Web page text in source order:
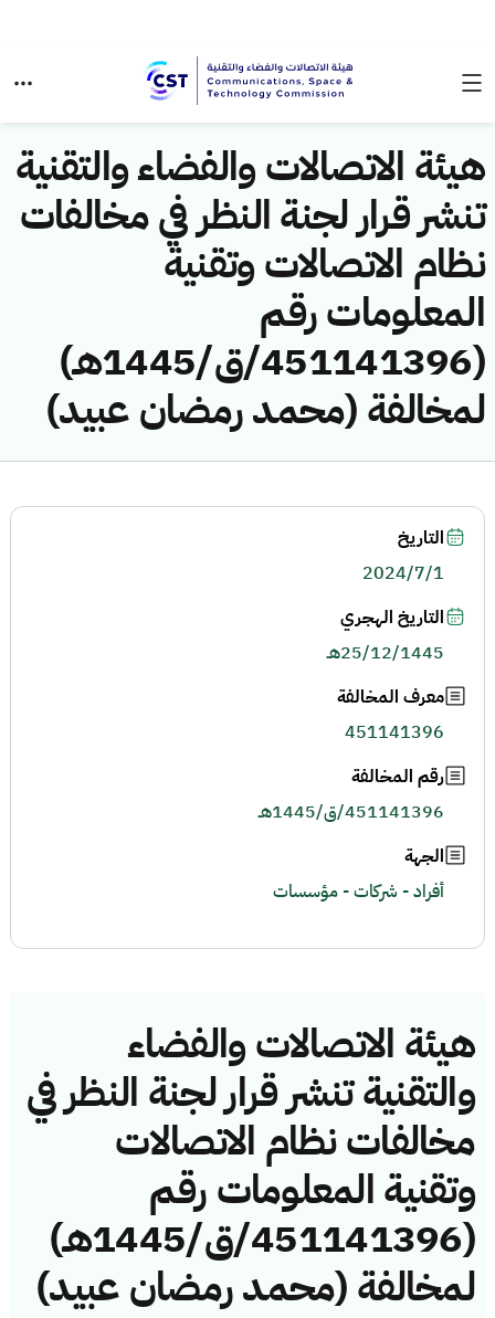
هيئة الاتصالات والفضاء والتقنية
تنشر قرار لجنة النظر في مخالفات
نظام الاتصالات وتقنية
المعلومات رقم
(451141396/ق/1445هـ)
لمخالفة (محمد رمضان عبيد)
هيئة الاتصالات والفضاء
والتقنية تنشر قرار لجنة النظر في
مخالفات نظام الاتصالات
وتقنية المعلومات رقم
(451141396/ق/1445هـ)
لمخالفة (محمد رمضان عبيد)
التاريخ
2024/7/1
التاريخ الهجري
25/12/1445هـ
معرف المخالفة
451141396
رقم المخالفة
451141396/ق/1445هـ
الجهة
أفراد - شركات - مؤسسات